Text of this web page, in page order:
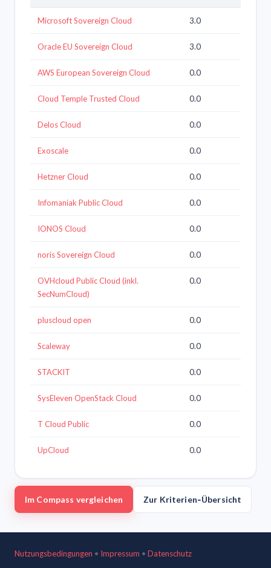
Microsoft Sovereign Cloud 3.0
Oracle EU Sovereign Cloud 3.0
AWS European Sovereign Cloud 0.0
Cloud Temple Trusted Cloud 0.0
Delos Cloud 0.0
Exoscale 0.0
Hetzner Cloud 0.0
Infomaniak Public Cloud 0.0
IONOS Cloud 0.0
noris Sovereign Cloud 0.0
OVHcloud Public Cloud (inkl.
SecNumCloud)
0.0
pluscloud open 0.0
Scaleway 0.0
STACKIT 0.0
SysEleven OpenStack Cloud 0.0
T Cloud Public 0.0
UpCloud 0.0
Im Compass vergleichen Zur Kriterien‑Übersicht
Nutzungsbedingungen • Impressum • Datenschutz